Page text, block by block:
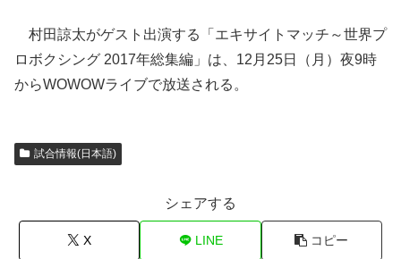
村田諒太がゲスト出演する「エキサイトマッチ～世界プ
ロボクシング 2017年総集編」は、12月25日（月）夜9時
からWOWOWライブで放送される。
試合情報(日本語)
シェアする
X LINE コピー